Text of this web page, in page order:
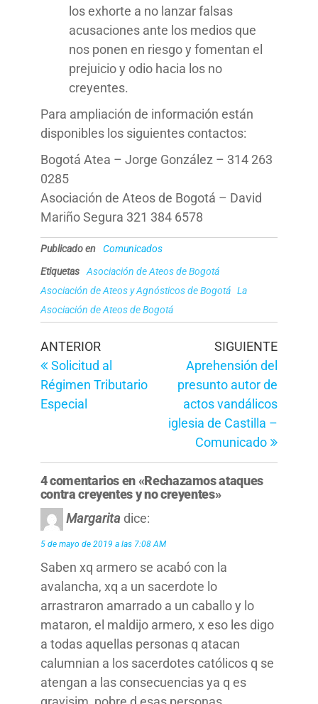
los exhorte a no lanzar falsas
acusaciones ante los medios que
nos ponen en riesgo y fomentan el
prejuicio y odio hacia los no
creyentes.
Para ampliación de información están
disponibles los siguientes contactos:
Bogotá Atea – Jorge González – 314 263
0285
Asociación de Ateos de Bogotá – David
Mariño Segura 321 384 6578
Publicado en
Comunicados
Etiquetas
Asociación de Ateos de Bogotá
Asociación de Ateos y Agnósticos de Bogotá La
Asociación de Ateos de Bogotá
Navegación
de
entradas
Entrada
anterior
ANTERIOR
Solicitud al
Régimen Tributario
Especial
SIGUIENTE
Aprehensión del
presunto autor de
actos vandálicos
iglesia de Castilla –
Comunicado
4 comentarios en «Rechazamos ataques
contra creyentes y no creyentes»
Margarita dice:
5 de mayo de 2019 a las 7:08 AM
Saben xq armero se acabó con la
avalancha, xq a un sacerdote lo
arrastraron amarrado a un caballo y lo
mataron, el maldijo armero, x eso les digo
a todas aquellas personas q atacan
calumnian a los sacerdotes católicos q se
atengan a las consecuencias ya q es